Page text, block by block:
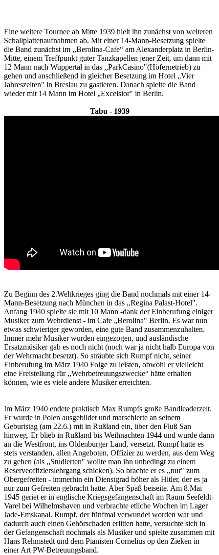
Eine weitere Tournee ab Mitte 1939 hielt ihn zunächst von weiteren
Schallplattenaufnahmen ab. Mit einer 14-Mann-Besetzung spielte
die Band zunächst im ,,Berolina-Cafe“ am Alexanderplatz in Berlin-
Mitte, einem Treffpunkt guter Tanzkapellen jener Zeit, um dann mit
12 Mann nach Wuppertal in das ,,ParkCasino"(Höfernetrieb) zu
gehen und anschließend in gleicher Besetzung im Hotel „Vier
Jahreszeiten" in Breslau zu gastieren. Danach spielte die Band
wieder mit 14 Mann im Hotel „Excelsior" in Berlin.
Tabu - 1939
Zu Beginn des 2.Weltkrieges ging die Band nochmals mit einer 14-
Mann-Besetzung nach München in das ,,Regina Palast-Hotel".
Anfang 1940 spielte sie mit 10 Mann -dank der Einberufung einiger
Musiker zum Wehrdienst - im Cafe „Berolina" Berlin. Es war nun
etwas schwieriger geworden, eine gute Band zusammenzuhalten.
Immer mehr Musiker wurden eingezogen, und ausländische
Ersatzmüsiker gab es noch nicht (noch war ja nicht halb Europa von
der Wehrmacht besetzt). So sträubte sich Rumpf nicht, seiner
Einberufung im März 1940 Folge zu leisten, obwohl er vielleicht
eine Freistellung für ,,Wehrbetreuungszwecke“ hätte erhalten
können, wie es viele andere Musiker erreichten.
Im März 1940 endete praktisch Max Rumpfs große Bandleaderzeit.
Er wurde in Polen ausgebildet und marschierte an seinem
Geburtstag (am 22.6.) mit in Rußland ein, über den Fluß San
hinweg. Er blieb in Rußland bis Weihnachten 1944 und wurde dann
an die Westfront, ins Oldenburger Land, versetzt. Rumpf hatte es
stets verstanden, allen Angeboten, Offizier zu werden, aus dem Weg
zu gehen (als ,,Studierten" wollte man ihn unbedingt zu einem
Reserveoffizierslehrgang schicken). So brachte er es ,,nur" zum
Obergefreiten - immerhin ein Dienstgrad höher als Hitler, der es ja
nur zum Gefreiten gebracht hatte. Aber Spaß beiseite. Am 8.Mai
1945 geriet er in englische Kriegsgefangenschaft im Raum Seefeldt-
Varel bei Wilhelmshaven und verbrachte etliche Wochen im Lager
Jade-Emskanal. Rumpf, der fünfmal verwundet worden war und
dadurch auch einen Gehörschaden erlitten hatte, versuchte sich in
der Gefangenschaft nochmals als Musiker und spielte zusammen mit
Hans Rehmstedt und dem Pianisten Cornelius op den Zieken in
einer Art PW-Betreuungsband.